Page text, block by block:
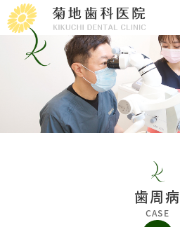
歯周病
CASE